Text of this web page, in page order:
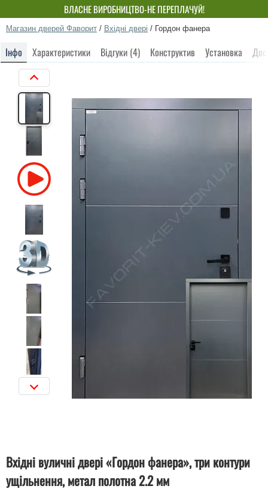
ВЛАСНЕ ВИРОБНИЦТВО-НЕ ПЕРЕПЛАЧУЙ!
Магазин дверей Фаворит / Вхідні двері / Гордон фанера
Інфо Характеристики Відгуки (4) Конструктив Установка
Вхідні вуличні двері «Гордон фанера», три контури
ущільнення, метал полотна 2.2 мм